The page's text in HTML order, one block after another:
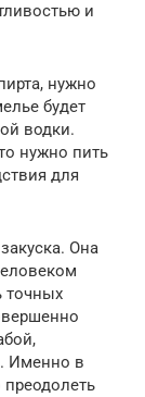
и
нужно
будет
водки.
нужно пить
для
Она
точных
Именно в
преодолеть